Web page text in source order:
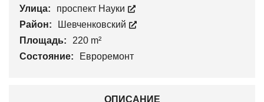
Улица:
проспект Науки
Район:
Шевченковский
Площадь:
220 m²
Состояние:
Евроремонт
ОПИСАНИЕ